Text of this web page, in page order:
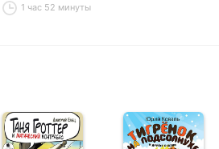
1 час 52 минуты